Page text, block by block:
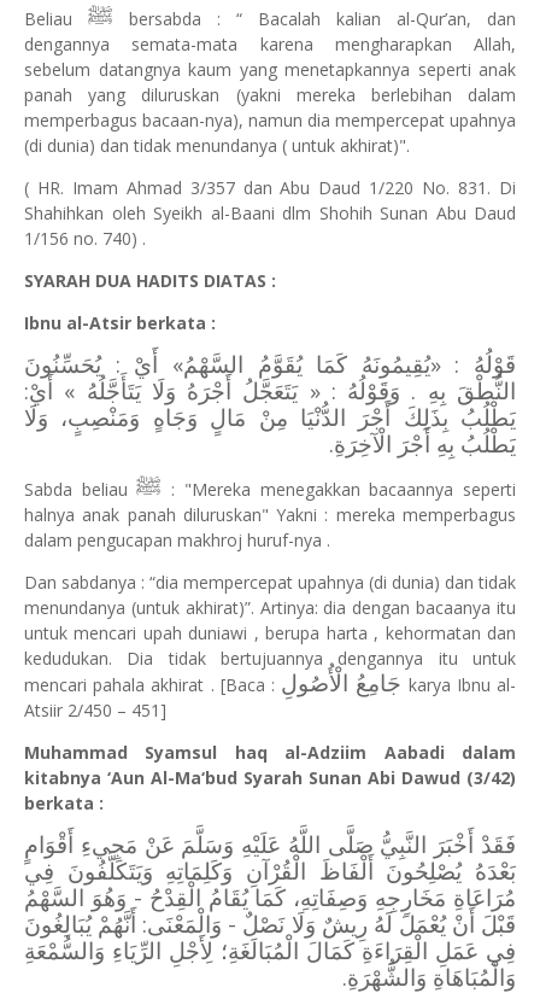
Beliau ﷺ
bersabda : “ Bacalah kalian al-Qur’an, dan
dengannya semata-mata karena mengharapkan Allah,
sebelum datangnya kaum yang menetapkannya seperti anak
panah yang diluruskan (yakni mereka berlebihan dalam
memperbagus bacaan-nya), namun dia mempercepat upahnya
(di dunia) dan tidak menundanya ( untuk akhirat)".
( HR. Imam Ahmad 3/357 dan Abu Daud 1/220 No. 831. Di
Shahihkan oleh Syeikh al-Baani dlm Shohih Sunan Abu Daud
1/156 no. 740) .
SYARAH DUA HADITS DIATAS :
Ibnu al-Atsir berkata :
قَوْلُهُ : «يُقِيمُونَهُ كَمَا يُقَوَّمُ السَّهْمُ» أَيْ : يُحَسِّنُونَ
النُّطْقَ بِهِ . وَقَوْلُهُ : « يَتَعَجَّلُ أَجْرَهُ وَلَا يَتَأَجَّلُهُ » أَيْ:
يَطْلُبُ بِذَلِكَ أَجْرَ الدُّنْيَا مِنْ مَالٍ وَجَاهٍ وَمَنْصِبٍ، وَلَا
يَطْلُبُ بِهِ أَجْرَ الْآخِرَةِ.
Sabda beliauﷺ : "Mereka menegakkan bacaannya seperti
halnya anak panah diluruskan" Yakni : mereka memperbagus
dalam pengucapan makhroj huruf-nya .
Dan sabdanya : “dia mempercepat upahnya (di dunia) dan tidak
menundanya (untuk akhirat)”. Artinya: dia dengan bacaanya itu
untuk mencari upah duniawi , berupa harta , kehormatan dan
kedudukan. Dia tidak bertujuannya dengannya itu untuk
mencari pahala akhirat . [Baca : جَامِعُ الْأُصُولِ karya Ibnu al-
Atsiir 2/450 – 451]
Muhammad Syamsul haq al-Adziim Aabadi dalam
kitabnya ‘Aun Al-Ma‘bud Syarah Sunan Abi Dawud (3/42)
berkata :
فَقَدْ أَخْبَرَ النَّبِيُّ صَلَّى اللَّهُ عَلَيْهِ وَسَلَّمَ عَنْ مَجِيءِ أَقْوَامٍ
بَعْدَهُ يُصْلِحُونَ أَلْفَاظَ الْقُرْآنِ وَكَلِمَاتِهِ وَيَتَكَلَّفُونَ فِي
مُرَاعَاةِ مَخَارِجِهِ وَصِفَاتِهِ، كَمَا يُقَامُ الْقِدْحُ - وَهُوَ السَّهْمُ
قَبْلَ أَنْ يُعْمَلَ لَهُ رِيشٌ وَلَا نَصْلٌ - وَالْمَعْنَى: أَنَّهُمْ يُبَالِغُونَ
فِي عَمَلِ الْقِرَاءَةِ كَمَالَ الْمُبَالَغَةِ؛ لِأَجْلِ الرِّيَاءِ وَالسُّمْعَةِ
وَالْمُبَاهَاةِ وَالشُّهْرَةِ.